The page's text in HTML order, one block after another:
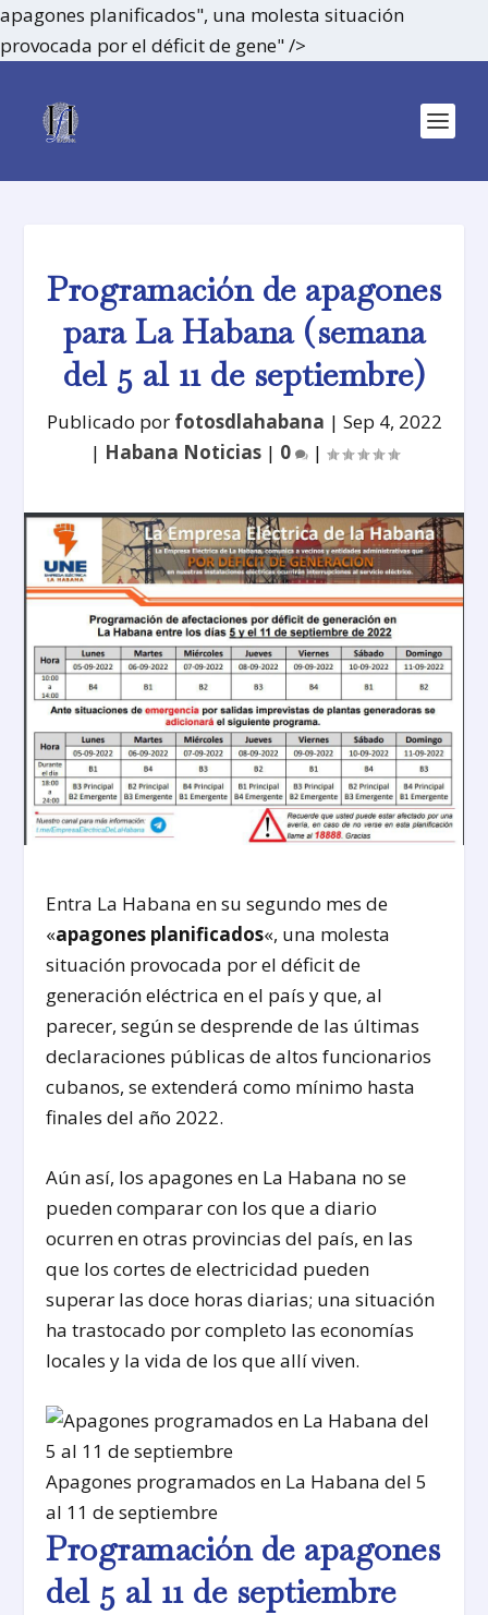
apagones planificados", una molesta situación
provocada por el déficit de gene" />
Programación de apagones
para La Habana (semana
del 5 al 11 de septiembre)
Publicado por fotosdlahabana | Sep 4, 2022
| Habana Noticias| 0 |
Entra La Habana en su segundo mes de
«apagones planificados«, una molesta
situación provocada por el déficit de
generación eléctrica en el país y que, al
parecer, según se desprende de las últimas
declaraciones públicas de altos funcionarios
cubanos, se extenderá como mínimo hasta
finales del año 2022.
Aún así, los apagones en La Habana no se
pueden comparar con los que a diario
ocurren en otras provincias del país, en las
que los cortes de electricidad pueden
superar las doce horas diarias; una situación
ha trastocado por completo las economías
locales y la vida de los que allí viven.
Apagones programados en La Habana del 5
al 11 de septiembre
Programación de apagones
del 5 al 11 de septiembre